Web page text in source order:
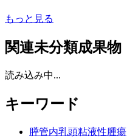
もっと見る
関連未分類成果物
読み込み中...
キーワード
膵管内乳頭粘液性腫瘍